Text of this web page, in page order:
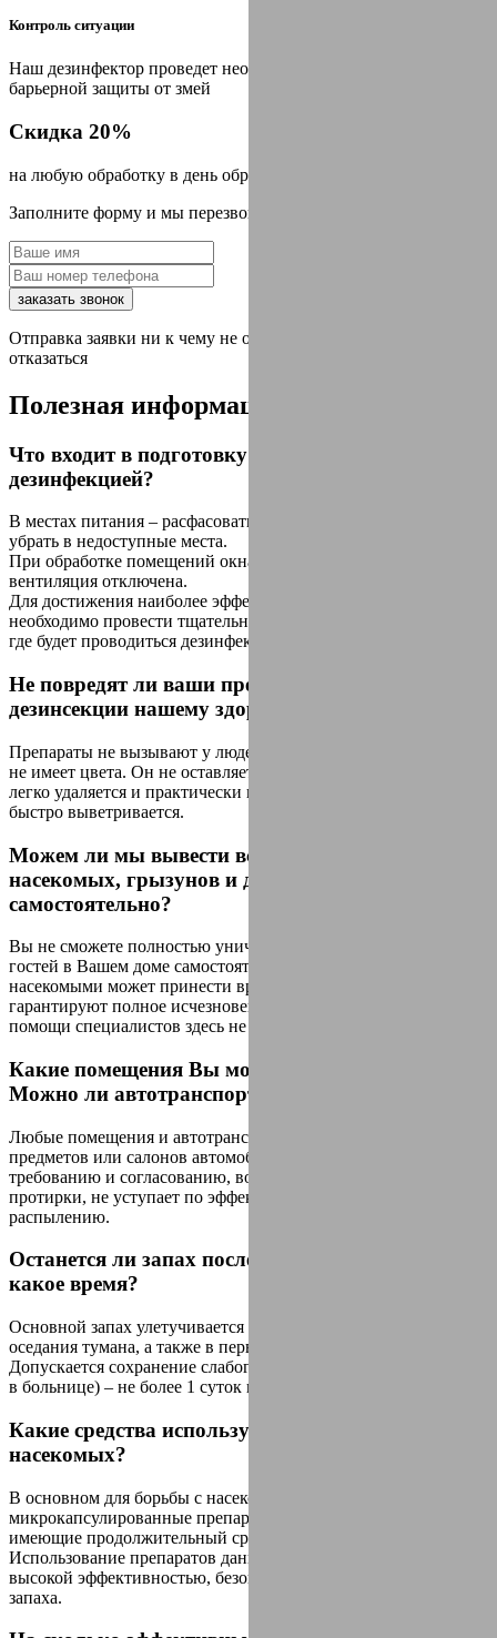
Контроль ситуации
Наш дезинфектор проведет необходимые мероприятия для
барьерной защиты от змей
Скидка 20%
на любую обработку в день обращения
Заполните форму и мы перезвоним Вам через 2 минуты
заказать звонок
Отправка заявки ни к чему не обязыват, вы всегда можете
отказаться
Полезная информация
Что входит в подготовку помещения перед
дезинфекцией?
В местах питания – расфасовать все продукты по пакетам и
убрать в недоступные места.
При обработке помещений окна должны быть закрыты,
вентиляция отключена.
Для достижения наиболее эффективного результата
необходимо провести тщательную уборку всех помещений,
где будет проводиться дезинфекция.
Не повредят ли ваши препараты для
дезинсекции нашему здоровью?
Препараты не вызывают у людей никаких реакции. Раствор
не имеет цвета. Он не оставляет пятен и разводов. Раствор
легко удаляется и практически не имеет запаха, который очень
быстро выветривается.
Можем ли мы вывести всех нежелательных
насекомых, грызунов и других бактерий
самостоятельно?
Вы не сможете полностью уничтожить всех нежелательных
гостей в Вашем доме самостоятельно. Самоборьба с
насекомыми может принести временный результат. И не
гарантируют полное исчезновения. Именно поэтому без
помощи специалистов здесь не обойтись.
Какие помещения Вы можете дезинфицировать?
Можно ли автотранспорт?
Любые помещения и автотранспорт. Для помещений,
предметов или салонов автомобилей класса люкс, по
требованию и согласованию, возможна дезинфекция методом
протирки, не уступает по эффективности аэрозольному
распылению.
Останется ли запах после оказания услуги? На
какое время?
Основной запах улетучивается в период экспозиции и
оседания тумана, а также в первые 15 минут проветривания.
Допускается сохранение слабого незначительного запаха (как
в больнице) – не более 1 суток после обработки.
Какие средства используются для уничтожения
насекомых?
В основном для борьбы с насекомыми используются
микрокапсулированные препараты контактного действия,
имеющие продолжительный срок остаточного воздействия.
Использование препаратов данного типа обусловлено
высокой эффективностью, безопасностью и отсутствием
запаха.